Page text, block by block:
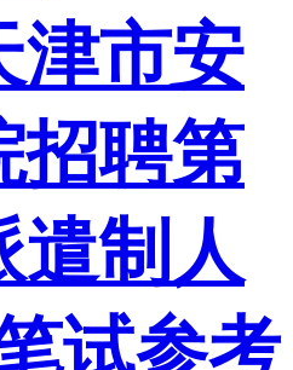
津市安
招聘第
遣制人
试参考